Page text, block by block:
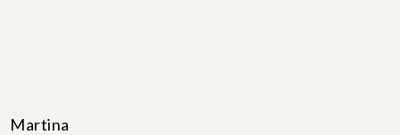
Martina